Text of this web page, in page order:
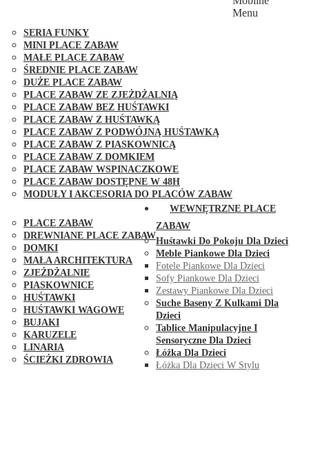
SERIA FUNKY
MINI PLACE ZABAW
MAŁE PLACE ZABAW
ŚREDNIE PLACE ZABAW
DUŻE PLACE ZABAW
PLACE ZABAW ZE ZJEŻDŻALNIĄ
PLACE ZABAW BEZ HUŚTAWKI
PLACE ZABAW Z HUŚTAWKĄ
PLACE ZABAW Z PODWÓJNĄ HUŚTAWKĄ
PLACE ZABAW Z PIASKOWNICĄ
PLACE ZABAW Z DOMKIEM
PLACE ZABAW WSPINACZKOWE
PLACE ZABAW DOSTĘPNE W 48H
MODUŁY I AKCESORIA DO PLACÓW ZABAW
PLACE ZABAW
DREWNIANE PLACE ZABAW
DOMKI
MAŁA ARCHITEKTURA
ZJEŻDŻALNIE
PIASKOWNICE
HUŚTAWKI
HUŚTAWKI WAGOWE
BUJAKI
KARUZELE
LINARIA
ŚCIEŻKI ZDROWIA
Menu
WEWNĘTRZNE PLACE
ZABAW
Huśtawki Do Pokoju Dla Dzieci
Meble Piankowe Dla Dzieci
Fotele Piankowe Dla Dzieci
Sofy Piankowe Dla Dzieci
Zestawy Piankowe Dla Dzieci
Suche Baseny Z Kulkami Dla
Dzieci
Tablice Manipulacyjne I
Sensoryczne Dla Dzieci
Łóżka Dla Dzieci
Łóżka Dla Dzieci W Stylu